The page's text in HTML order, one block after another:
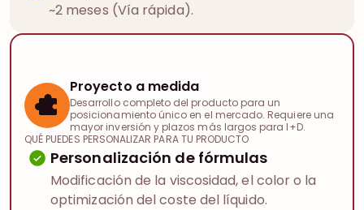
~2 meses (Vía rápida).
Proyecto a medida
Desarrollo completo del producto para un
posicionamiento único en el mercado. Requiere una
mayor inversión y plazos más largos para I+D.
QUÉ PUEDES PERSONALIZAR PARA TU PRODUCTO
Personalización de fórmulas
Modificación de la viscosidad, el color o la
optimización del coste del líquido.